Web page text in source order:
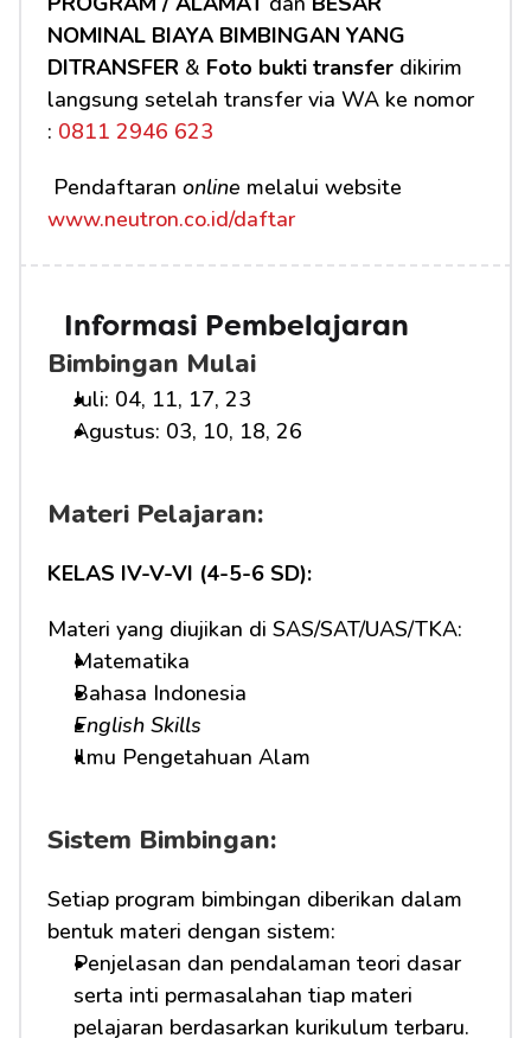
NOMINAL BIAYA BIMBINGAN YANG
DITRANSFER & Foto bukti transfer dikirim
langsung setelah transfer via WA ke nomor
: 0811 2946 623
Pendaftaran online
www.neutron.co.id/daftar
Informasi Pembelajaran
Bimbingan Mulai
Juli: 04, 11, 17, 23
Agustus: 03, 10, 18, 26
Materi Pelajaran:
KELAS IV-V-VI (4-5-6 SD):
Materi yang diujikan di SAS/SAT/UAS/TKA:
Matematika
Bahasa Indonesia
English Skills
Ilmu Pengetahuan Alam
Sistem Bimbingan:
Setiap program bimbingan diberikan dalam
bentuk materi dengan sistem:
Penjelasan dan pendalaman teori dasar
serta inti permasalahan tiap materi
pelajaran berdasarkan kurikulum terbaru.